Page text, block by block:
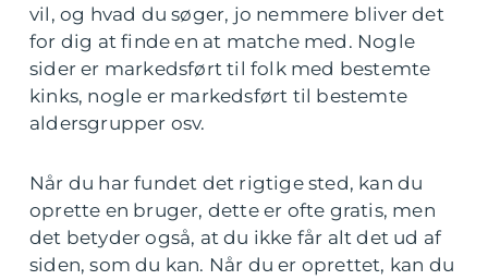
vil, og hvad du søger, jo nemmere bliver det
for dig at finde en at matche med. Nogle
sider er markedsført til folk med bestemte
kinks, nogle er markedsført til bestemte
aldersgrupper osv.
Når du har fundet det rigtige sted, kan du
oprette en bruger, dette er ofte gratis, men
det betyder også, at du ikke får alt det ud af
siden, som du kan. Når du er oprettet, kan du